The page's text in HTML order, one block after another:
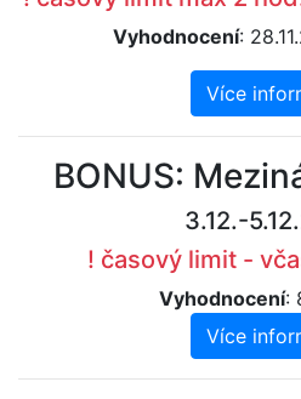
Vyhodnocení:
Více
BONUS:
3.12.-
! časový limit -
Vyhodnocení:
Více